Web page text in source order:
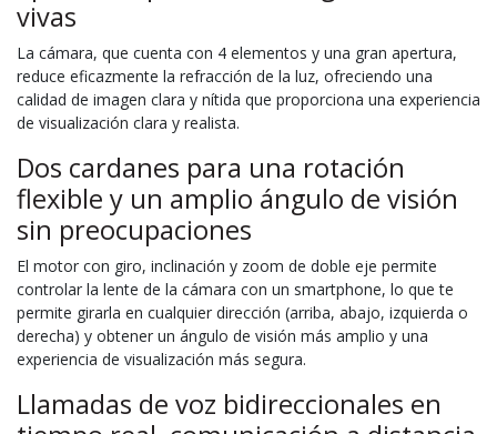
vivas
La cámara, que cuenta con 4 elementos y una gran apertura,
reduce eficazmente la refracción de la luz, ofreciendo una
calidad de imagen clara y nítida que proporciona una experiencia
de visualización clara y realista.
Dos cardanes para una rotación
flexible y un amplio ángulo de visión
sin preocupaciones
El motor con giro, inclinación y zoom de doble eje permite
controlar la lente de la cámara con un smartphone, lo que te
permite girarla en cualquier dirección (arriba, abajo, izquierda o
derecha) y obtener un ángulo de visión más amplio y una
experiencia de visualización más segura.
Llamadas de voz bidireccionales en